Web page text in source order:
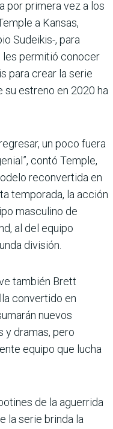
por primera vez a los
a Kansas,
Sudeikis-, para
les permitió conocer
para crear la serie
su estreno en 2020 ha
un poco fuera
contó Temple,
reconvertida en
temporada, la acción
masculino de
al del equipo
división.
también Brett
convertido en
nuevos
y dramas, pero
equipo que lucha
de la aguerrida
la serie brinda la